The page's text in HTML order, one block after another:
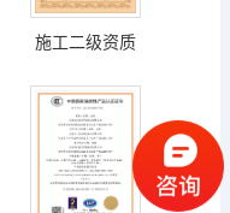
施工二级资质